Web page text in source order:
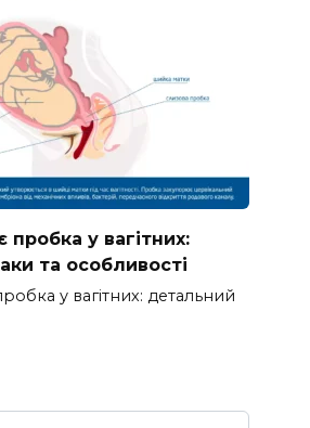
пробка у вагітних:
та особливості
у вагітних: детальний